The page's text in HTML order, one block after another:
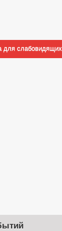
для слабовидящих